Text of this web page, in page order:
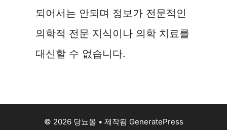
되어서는 안되며 정보가 전문적인
의학적 전문 지식이나 의학 치료를
대신할 수 없습니다.
© 2026 당뇨몰 • 제작됨 GeneratePress